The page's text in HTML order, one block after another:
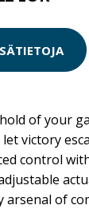
of your
victory
control
arsenal of